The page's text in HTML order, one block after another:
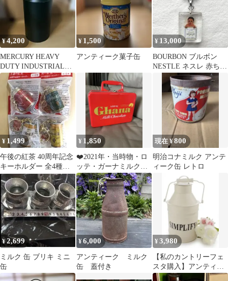
ミルク缶 鉄製 植物 花
ドライフラワー 観葉植
物 園芸 インテリア 卓
上 花資材 ディスプレイ
）)
¥4,200
MERCURY HEAVY
DUTY INDUSTRIAL
CAN ミルク缶
¥ 1,500
アンティーク菓子缶
¥ 13,000
BOURBON ブルボン
NESTLE ネスレ 赤ちゃ
ん フランス キーホルダ
¥ 1,499
午後の紅茶 40周年記念
キーホルダー 全4種セ
ット
¥ 1,850
❤️2021年・当時物・ロ
ッテ・ガーナミルクチ
ョコレート 缶のトラ
ンク バック
現在 ¥800
明治コナミルク アンテ
ィーク缶 レトロ
¥2,699
ミルク 缶 ブリキ ミニ
缶
¥6,000
アンティーク ミルク
缶 蓋付き
¥3,980
【私のカントリーフェ
スタ購入】アンティー
ク風 ミルク缶 インテリ